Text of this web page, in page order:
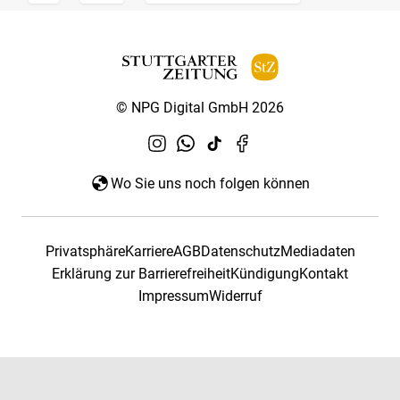
© NPG Digital GmbH 2026
Wo Sie uns noch folgen können
PrivatsphäreKarriereAGBDatenschutzMediadaten
Erklärung zur BarrierefreiheitKündigungKontakt
ImpressumWiderruf